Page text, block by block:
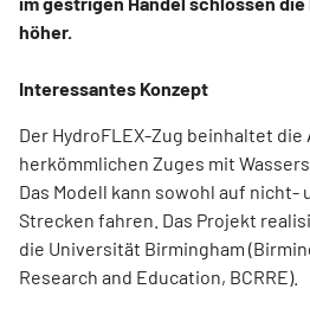
höher.
Interessantes Konzept
Der HydroFLEX-Zug beinhaltet
herkömmlichen Zuges mit
Das Modell kann sowohl auf
Strecken fahren. Das Projekt
die Universität Birmingham
Research and Education, BCRRE).